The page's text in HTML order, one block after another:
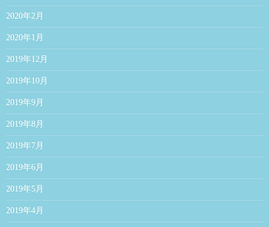
2020年2月
2020年1月
2019年12月
2019年10月
2019年9月
2019年8月
2019年7月
2019年6月
2019年5月
2019年4月